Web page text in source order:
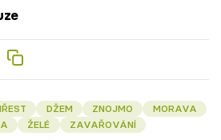
DŽEM ZNOJMO
MORAVA
ŽELÉ ZAVAŘOVÁNÍ